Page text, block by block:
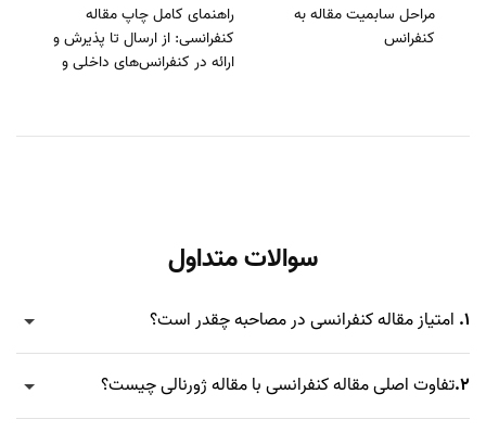
مراحل سابمیت مقاله به
کنفرانس
راهنمای کامل چاپ مقاله
کنفرانسی: از ارسال تا پذیرش و
ارائه در کنفرانس‌های داخلی و
سوالات متداول
1. امتیاز مقاله کنفرانسی در مصاحبه چقدر است؟
2.تفاوت اصلی مقاله کنفرانسی با مقاله ژورنالی چیست؟